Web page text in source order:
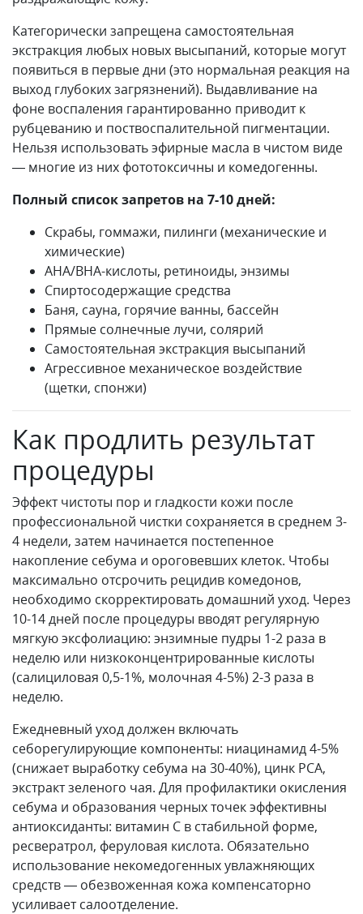
Категорически запрещена самостоятельная
экстракция любых новых высыпаний, которые могут
появиться в первые дни (это нормальная реакция на
выход глубоких загрязнений). Выдавливание на
фоне воспаления гарантированно приводит к
рубцеванию и поствоспалительной пигментации.
Нельзя использовать эфирные масла в чистом виде
— многие из них фототоксичны и комедогенны.
Полный список запретов на 7-10 дней:
Скрабы, гоммажи, пилинги (механические и
химические)
AHA/BHA-кислоты, ретиноиды, энзимы
Спиртосодержащие средства
Баня, сауна, горячие ванны, бассейн
Прямые солнечные лучи, солярий
Самостоятельная экстракция высыпаний
Агрессивное механическое воздействие
(щетки, спонжи)
Как продлить результат
процедуры
Эффект чистоты пор и гладкости кожи после
профессиональной чистки сохраняется в среднем 3-
4 недели, затем начинается постепенное
накопление себума и ороговевших клеток. Чтобы
максимально отсрочить рецидив комедонов,
необходимо скорректировать домашний уход. Через
10-14 дней после процедуры вводят регулярную
мягкую эксфолиацию: энзимные пудры 1-2 раза в
неделю или низкоконцентрированные кислоты
(салициловая 0,5-1%, молочная 4-5%) 2-3 раза в
неделю.
Ежедневный уход должен включать
себорегулирующие компоненты: ниацинамид 4-5%
(снижает выработку себума на 30-40%), цинк PCA,
экстракт зеленого чая. Для профилактики окисления
себума и образования черных точек эффективны
антиоксиданты: витамин С в стабильной форме,
ресвератрол, феруловая кислота. Обязательно
использование некомедогенных увлажняющих
средств — обезвоженная кожа компенсаторно
усиливает салоотделение.